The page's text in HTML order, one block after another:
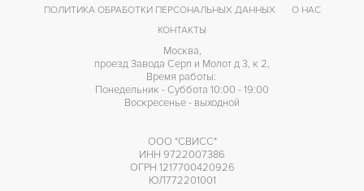
ПОЛИТИКА ОБРАБОТКИ ПЕРСОНАЛЬНЫХ ДАННЫХ
О НАС
КОНТАКТЫ
Москва,
проезд Завода Серп и Молот д 3, к 2,
Время работы:
Понедельник - Суббота 10:00 - 19:00
Воскресенье - выходной
ООО "СВИСС"
ИНН 9722007386
ОГРН 1217700420926
ЮЛ772201001